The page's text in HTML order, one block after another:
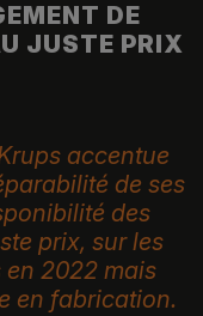
DE
JUSTE PRIX
accentue
de ses
des
prix, sur les
2022 mais
en fabrication.